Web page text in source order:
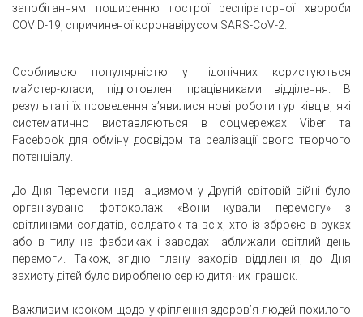
запобіганням поширенню гострої респіраторної хвороби
COVID-19, спричиненої коронавірусом SARS-CoV-2.
Особливою популярністю у підопічних користуються
майстер-класи, підготовлені працівниками відділення. В
результаті їх проведення з’явилися нові роботи гуртківців, які
систематично виставляються в соцмережах Viber та
Facebook для обміну досвідом та реалізації свого творчого
потенціалу.
До Дня Перемоги над нацизмом у Другій світовій війні було
організувано фотоколаж «Вони кували перемогу» з
світлинами солдатів, солдаток та всіх, хто із зброєю в руках
або в тилу на фабриках і заводах наближали світлий день
перемоги. Також, згідно плану заходів відділення, до Дня
захисту дітей було вироблено серію дитячих іграшок.
Важливим кроком щодо укріплення здоров’я людей похилого